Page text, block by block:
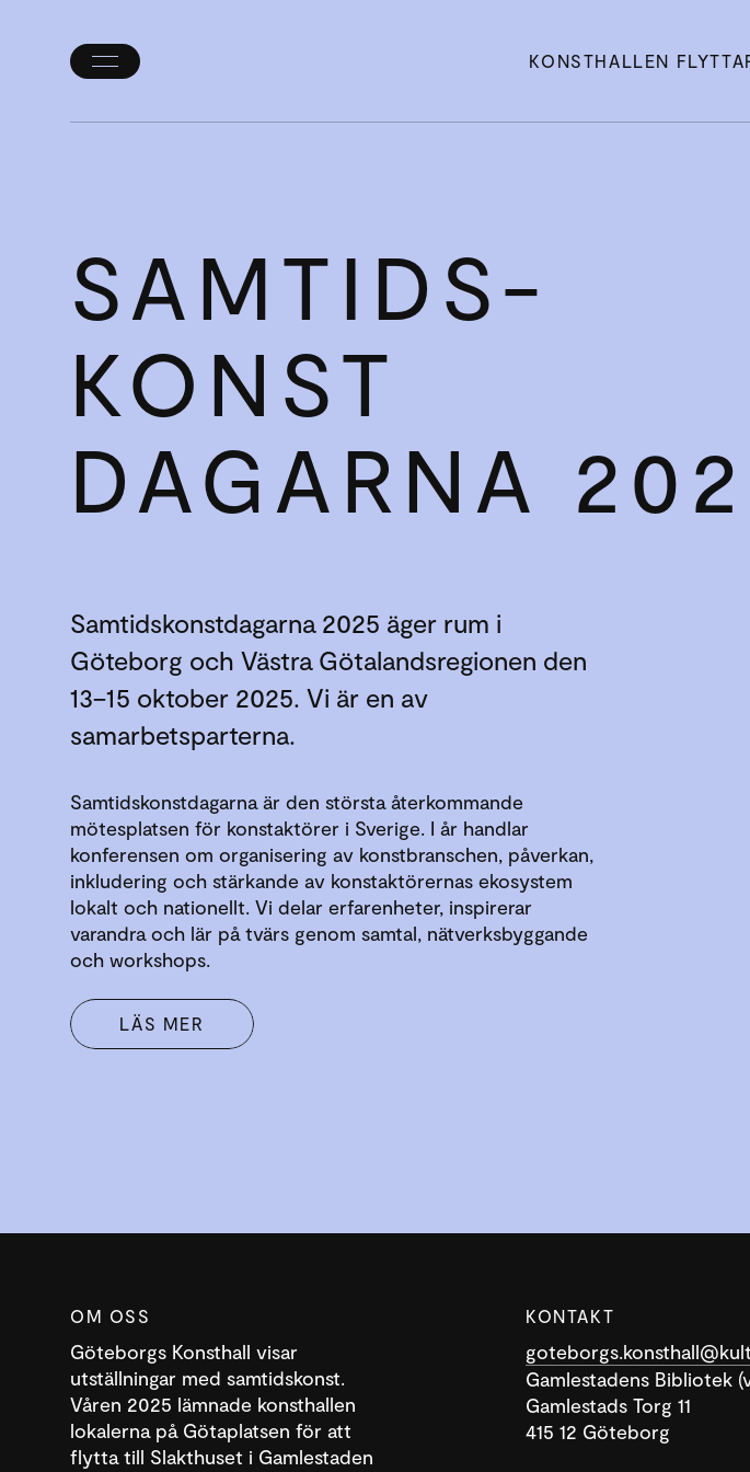
Öppna/stäng
KONSTHALLEN
SAMTIDS­
KONST­
DAGARNA
Samtidskonstdagarna 2025 äger rum i
Göteborg och Västra Götalandsregionen den
13–15 oktober 2025. Vi är en av
samarbetsparterna.
Samtidskonstdagarna är den största återkommande
mötesplatsen för konstaktörer i Sverige. I år handlar
konferensen om organisering av konstbranschen, påverkan,
inkludering och stärkande av konstaktörernas ekosystem
lokalt och nationellt. Vi delar erfarenheter, inspirerar
varandra och lär på tvärs genom samtal, nätverksbyggande
och workshops.
LÄS MER
OM OSS
Göteborgs Konsthall visar
utställningar med samtidskonst.
Våren 2025 lämnade konsthallen
lokalerna på Götaplatsen för att
flytta till Slakthuset i Gamlestaden
KONTAKT
Gamlestadens Bibliotek
Gamlestads Torg 11
415 12 Göteborg